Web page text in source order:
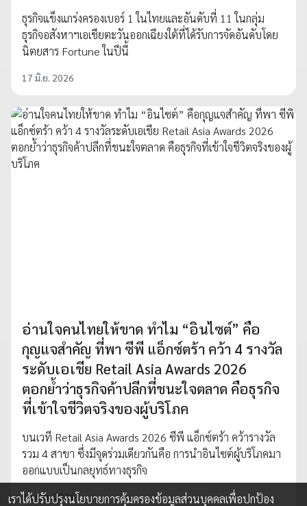
ธุรกิจแข็งแกร่งครองเบอร์ 1 ในไทยและอันดับที่ 11 ในกลุ่ม
ธุรกิจอสังหาฯเอเชียตะวันออกเฉียงใต้ที่ได้รับการจัดอันดับโดย
นิตยสาร Fortune ในปีนี้
17 มิ.ย. 2026
อ่านใจคนไทยให้ขาด ทำไม “อินไซต์” คือ
กุญแจสำคัญ ที่พา ซีพี แอ็กซ์ตร้า คว้า 4 รางวัล
ระดับเอเชีย Retail Asia Awards 2026
ตอกย้ำว่าธุรกิจค้าปลีกที่ชนะใจตลาด คือธุรกิจ
ที่เข้าใจชีวิตจริงของผู้บริโภค
บนเวที Retail Asia Awards 2026 ซีพี แอ็กซ์ตร้า คว้ารางวัล
รวม 4 สาขา ซึ่งมีจุดร่วมเดียวกันคือ การนำอินไซต์ผู้บริโภคมา
ออกแบบเป็นกลยุทธ์ทางธุรกิจ
30 ก.ค. 2026
เราได้ปรับปรุงนโยบายการคุ้มครองข้อมูลส่วนบุคคลเพื่อปกป้อง